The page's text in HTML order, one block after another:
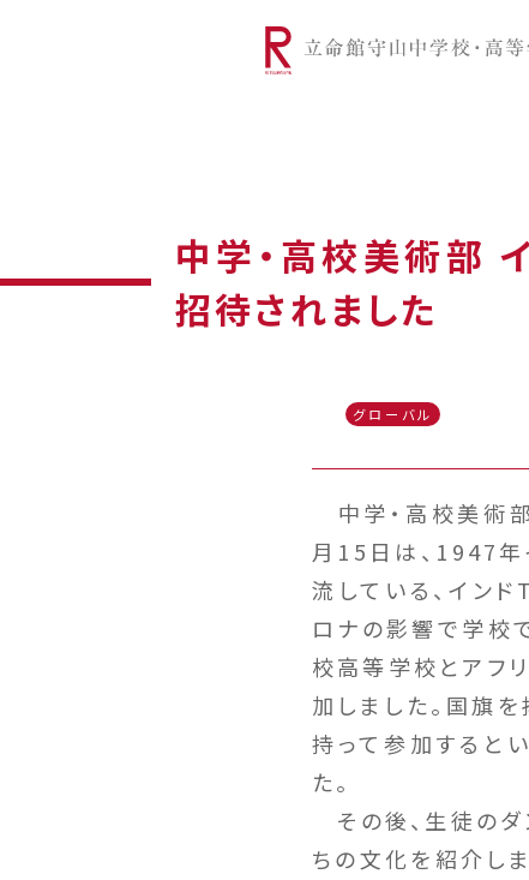
中学・高校美術部
招待されました
グローバル
中学・高校美術
月15日は、1947年
流している、イ
ロナの影響で学校
校高等学校とアフ
加しました。国旗
持って参加すると
た。
その後、生徒の
ちの文化を紹介し